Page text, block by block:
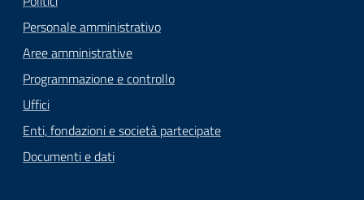
Personale amministrativo
Aree amministrative
Programmazione e controllo
Uffici
Enti, fondazioni e società partecipate
Documenti e dati